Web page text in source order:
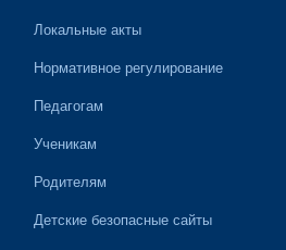
Локальные акты
Нормативное регулирование
Педагогам
Ученикам
Родителям
Детские безопасные сайты